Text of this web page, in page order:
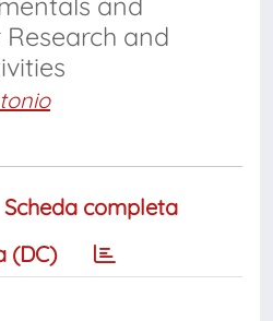
and
Scheda completa
(DC)